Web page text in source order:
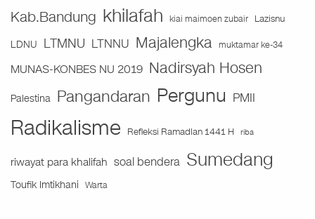
Kab.Bandung khilafah kiai maimoen zubair
Lazisnu
LDNU LTMNU LTNNU Majalengka muktamar ke-34
MUNAS-KONBES NU 2019 Nadirsyah Hosen
Palestina Pangandaran Pergunu PMII
Radikalisme Refleksi Ramadlan 1441 H riba
riwayat para khalifah soal bendera Sumedang
Toufik Imtikhani Warta